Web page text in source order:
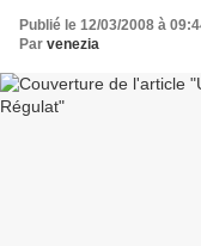
Publié le 12/03/2008 à
Par venezia